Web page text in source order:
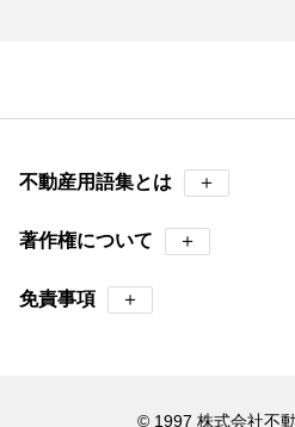
不動産用語集とは ＋
著作権について ＋
免責事項 ＋
© 1997 株式会社不